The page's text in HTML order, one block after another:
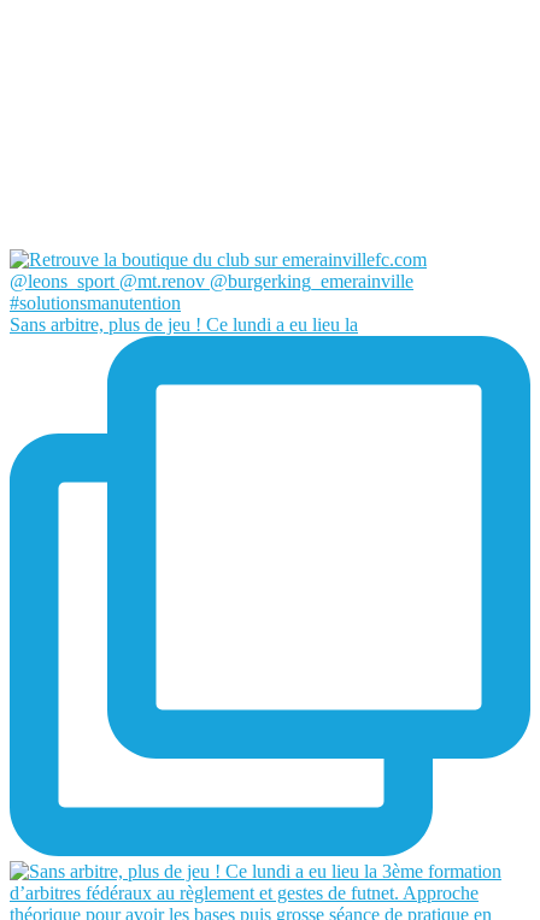
Sans arbitre, plus de jeu ! Ce lundi a eu lieu la